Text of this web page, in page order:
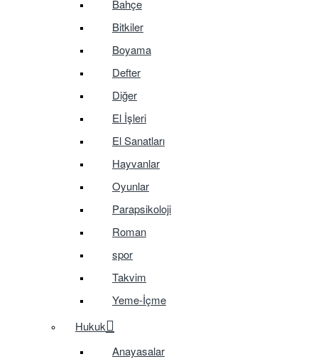
Bahçe
Bitkiler
Boyama
Defter
Diğer
El İşleri
El Sanatları
Hayvanlar
Oyunlar
Parapsikoloji
Roman
spor
Takvim
Yeme-İçme
Hukuk
Anayasalar